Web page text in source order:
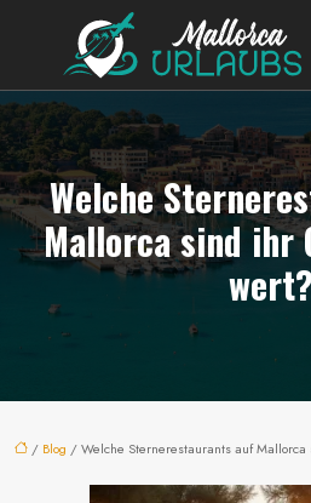
Welche
Mallorca sind ihr
wert?
/ Blog / Welche Sternerestaurants auf